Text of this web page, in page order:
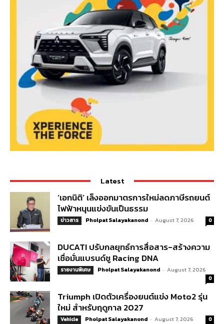
Latest
‘เอกนิติ’ เล็งออกมาตรการใหม่ลดภาษีรถยนต์
ไฟฟ้าหนุนแข่งขันเป็นธรรม
ข่าวสาร Pholpat Salayakanond - August 7, 2026 0
DUCATI ปรับกลยุทธ์การสื่อสาร-สร้างความ
เชื่อมั่นแบรนด์ชู Racing DNA
รายงานพิเศษ Pholpat Salayakanond - August 7, 2026
0
Triumph เปิดตัวเครื่องยนต์แข่ง Moto2 รุ่น
ใหม่ สำหรับฤดูกาล 2027
Vehicle Pholpat Salayakanond - August 7, 2026 0